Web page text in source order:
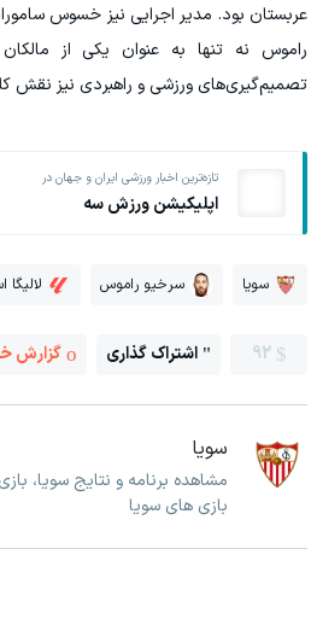
عربستان بود. مدیر اجرایی نیز خسوس
راموس نه‌ تنها به‌ عنوان یکی از
تصمیم‌گیری‌های ورزشی و راهبردی نیز نقش
تازه‌ترین اخبار ورزشی ایران و جهان در
اپلیکیشن ورزش سه
سویا سرخیو راموس لالیگا
92 اشتراک گذاری گزارش
سویا
مشاهده برنامه و نتایج سویا،
بازی های سویا